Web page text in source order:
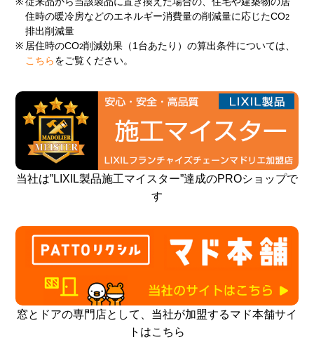
住時の暖冷房などのエネルギー消費量の削減量に応じたCO2
排出削減量
※ 居住時のCO2削減効果（1台あたり）の算出条件については、
こちら をご覧ください。
当社は”LIXIL製品施工マイスター”達成のPROショップで
す
窓とドアの専門店として、当社が加盟するマド本舗サイ
トはこちら